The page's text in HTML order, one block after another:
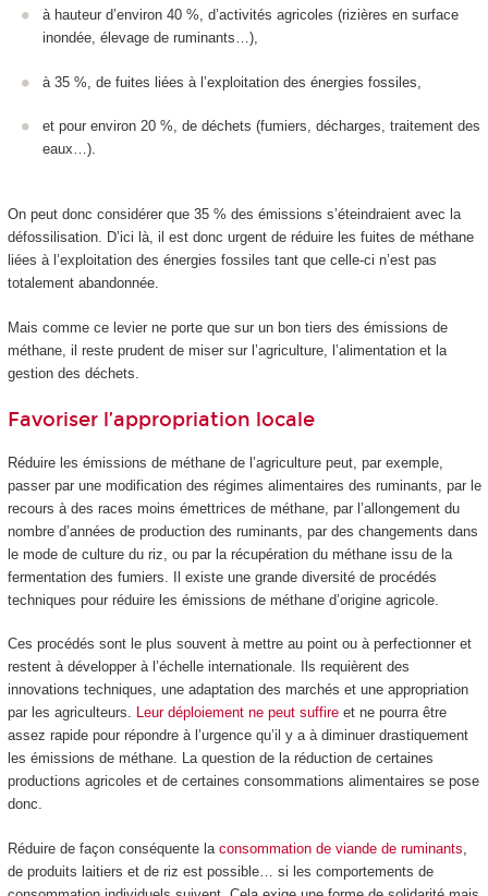
à hauteur d’environ 40 %, d’activités agricoles (rizières en surface
inondée, élevage de ruminants…),
à 35 %, de fuites liées à l’exploitation des énergies fossiles,
et pour environ 20 %, de déchets (fumiers, décharges, traitement des
eaux…).
On peut donc considérer que 35 % des émissions s’éteindraient avec la
défossilisation. D’ici là, il est donc urgent de réduire les fuites de méthane
liées à l’exploitation des énergies fossiles tant que celle-ci n’est pas
totalement abandonnée.
Mais comme ce levier ne porte que sur un bon tiers des émissions de
méthane, il reste prudent de miser sur l’agriculture, l’alimentation et la
gestion des déchets.
Favoriser l’appropriation locale
Réduire les émissions de méthane de l’agriculture peut, par exemple,
passer par une modification des régimes alimentaires des ruminants, par le
recours à des races moins émettrices de méthane, par l’allongement du
nombre d’années de production des ruminants, par des changements dans
le mode de culture du riz, ou par la récupération du méthane issu de la
fermentation des fumiers. Il existe une grande diversité de procédés
techniques pour réduire les émissions de méthane d’origine agricole.
Ces procédés sont le plus souvent à mettre au point ou à perfectionner et
restent à développer à l’échelle internationale. Ils requièrent des
innovations techniques, une adaptation des marchés et une appropriation
par les agriculteurs. Leur déploiement ne peut suffireet ne pourra être
assez rapide pour répondre à l’urgence qu’il y a à diminuer drastiquement
les émissions de méthane. La question de la réduction de certaines
productions agricoles et de certaines consommations alimentaires se pose
donc.
Réduire de façon conséquente la consommation de viande de ruminants
de produits laitiers et de riz est possible… si les comportements de